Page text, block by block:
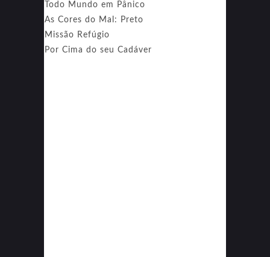
Todo Mundo em Pânico
As Cores do Mal: Preto
Missão Refúgio
Por Cima do seu Cadáver